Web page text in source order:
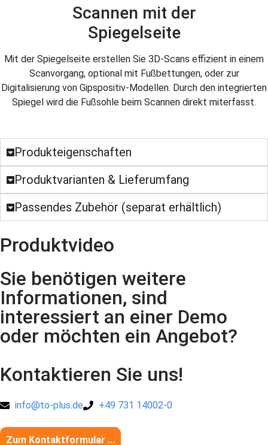
Scannen mit der
Spiegelseite
Mit der Spiegelseite erstellen Sie 3D-Scans effizient in einem
Scanvorgang, optional mit Fußbettungen, oder zur
Digitalisierung von Gipspositiv-Modellen. Durch den integrierten
Spiegel wird die Fußsohle beim Scannen direkt miterfasst.
Produkteigenschaften
Produktvarianten & Lieferumfang
Passendes Zubehör (separat erhältlich)
Produktvideo
Sie benötigen weitere
Informationen, sind
interessiert an einer Demo
oder möchten ein Angebot?
Kontaktieren Sie uns!
info@to-plus.de +49 731 14002-0
Zum Kontaktformular ...